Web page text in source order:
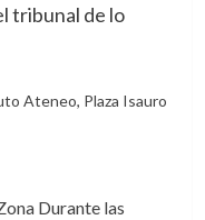
tribunal de lo
Ateneo, Plaza Isauro
Durante las